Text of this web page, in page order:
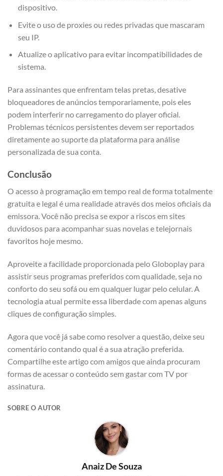
dispositivo.
Evite o uso de proxies ou redes privadas que mascaram
seu IP.
Atualize o aplicativo para evitar incompatibilidades de
sistema.
Para assinantes que enfrentam telas pretas, desative
bloqueadores de anúncios temporariamente, pois eles
podem interferir no carregamento do player oficial.
Problemas técnicos persistentes devem ser reportados
diretamente ao suporte da plataforma para análise
personalizada de sua conta.
Conclusão
O acesso à programação em tempo real de forma totalmente
gratuita e legal é uma realidade através dos meios oficiais da
emissora. Você não precisa se expor a riscos em sites
duvidosos para acompanhar suas novelas e telejornais
favoritos hoje mesmo.
Aproveite a facilidade proporcionada pelo Globoplay para
assistir seus programas preferidos com qualidade, seja no
conforto do seu sofá ou em qualquer lugar pelo celular. A
tecnologia atual permite essa liberdade com apenas alguns
cliques de configuração simples.
Agora que você já sabe como resolver a questão, deixe seu
comentário contando qual é a sua atração preferida.
Compartilhe este artigo com amigos que ainda procuram
formas de acessar o conteúdo sem gastar com TV por
assinatura.
SOBRE O AUTOR
Anaiz De Souza